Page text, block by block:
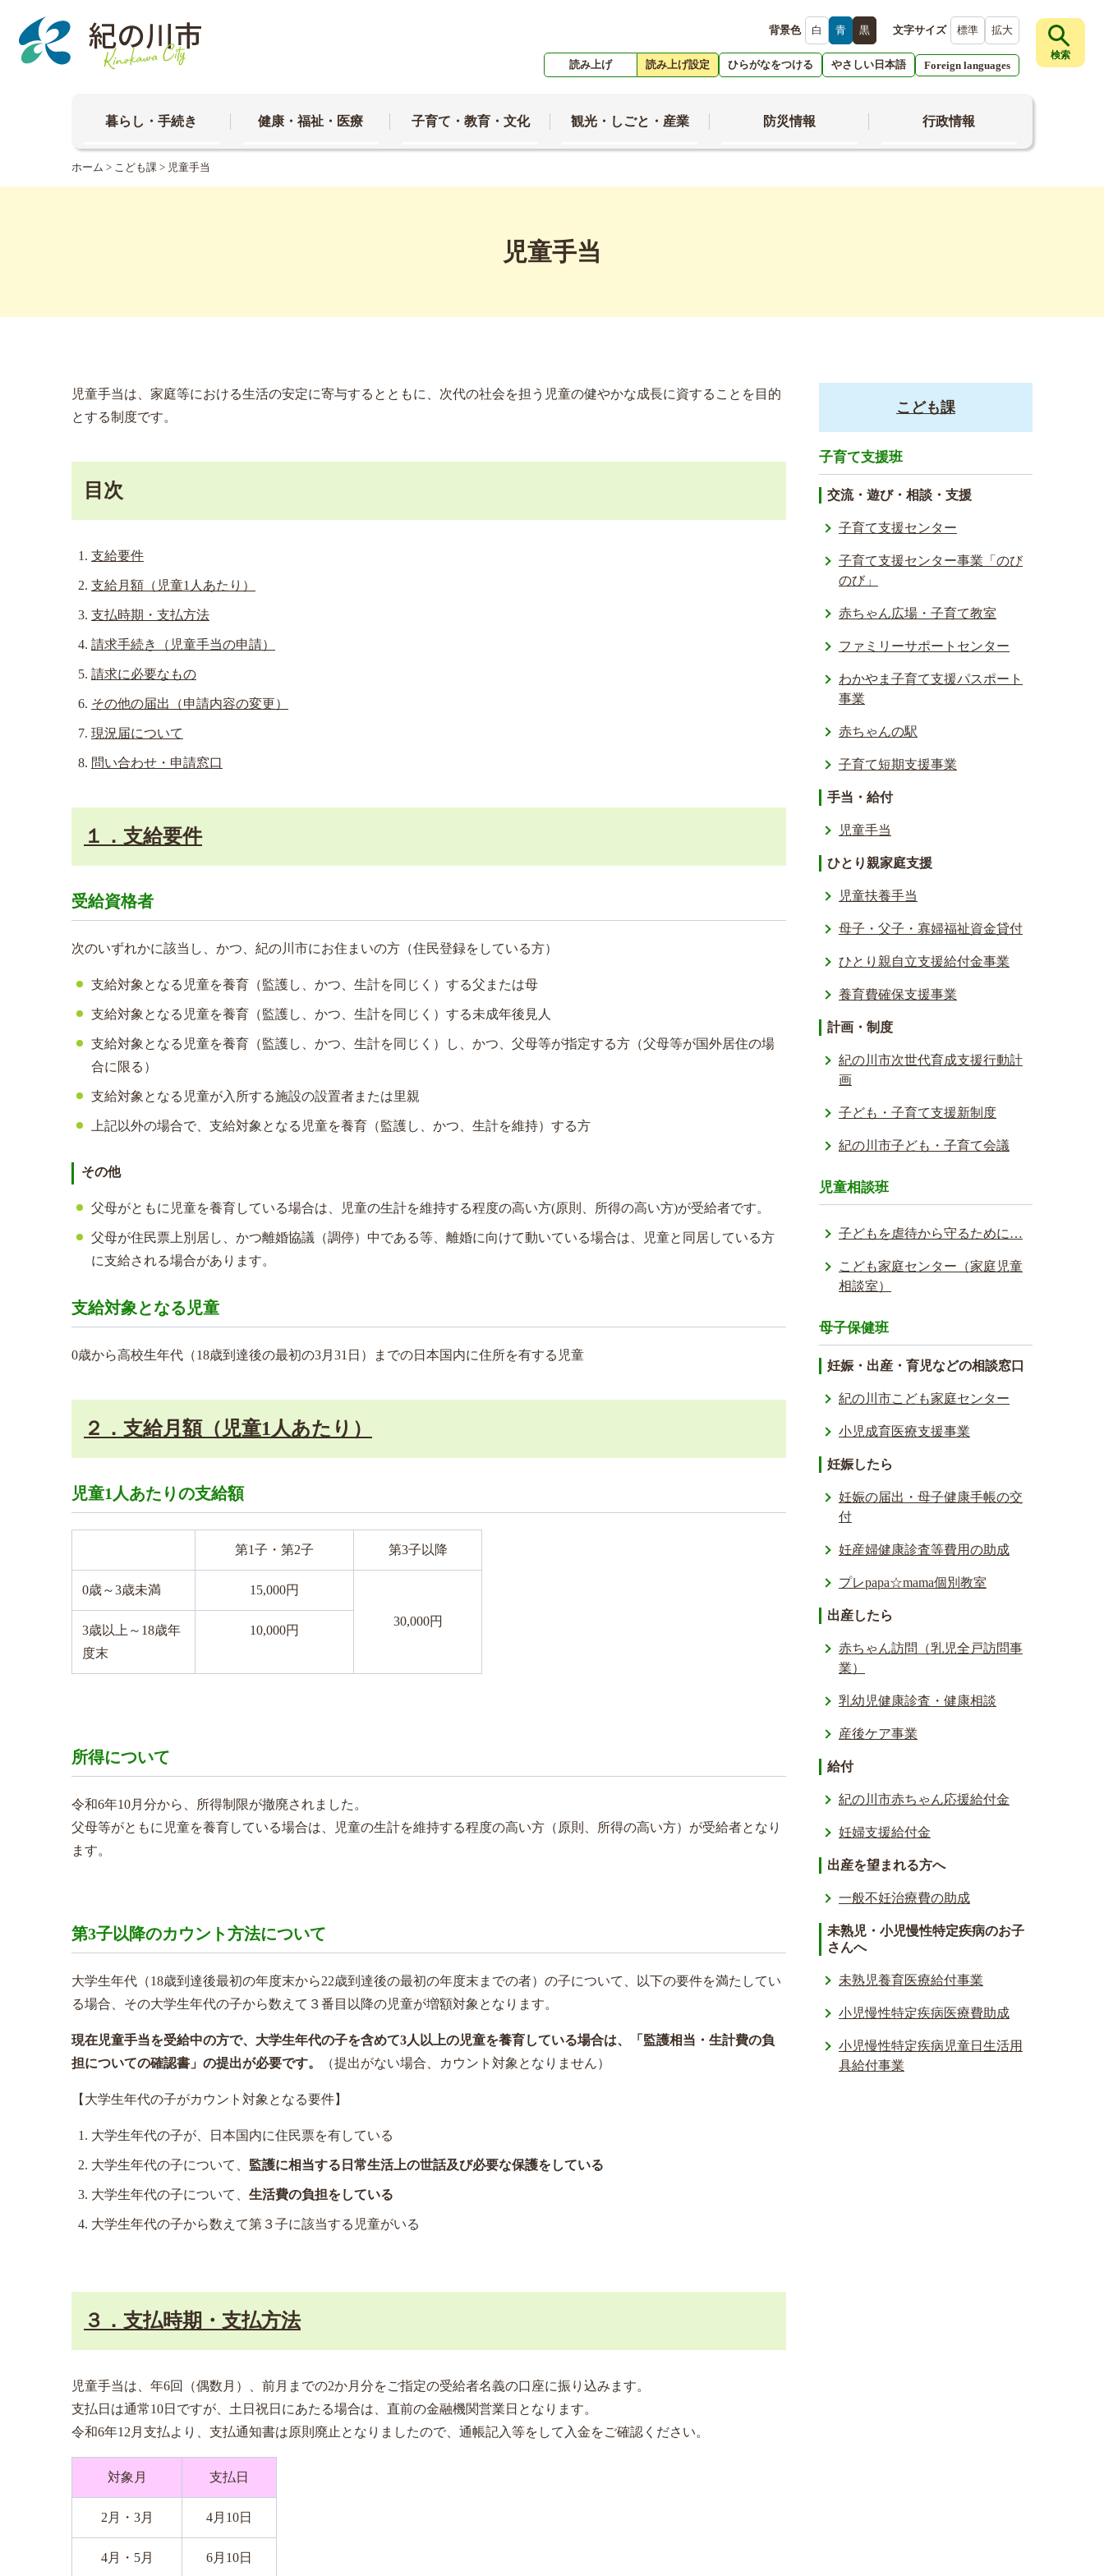
背景色 白 青 黒 文字サイズ 標準 拡大
読み上げ 読み上げ設定 ひらがなをつける やさしい日本語 Foreign languages
検索
暮らし・手続き 健康・福祉・医療 子育て・教育・文化 観光・しごと・産業 防災情報 行政情報
ホーム > こども課 > 児童手当
児童手当
児童手当は、家庭等における生活の安定に寄与するとともに、次代の社会を担う児童の健やかな成長に資することを目的
とする制度です。
目次
支給要件
支給月額（児童1人あたり）
支払時期・支払方法
請求手続き（児童手当の申請）
請求に必要なもの
その他の届出（申請内容の変更）
現況届について
問い合わせ・申請窓口
１．支給要件
受給資格者
次のいずれかに該当し、かつ、紀の川市にお住まいの方（住民登録をしている方）
支給対象となる児童を養育（監護し、かつ、生計を同じく）する父または母
支給対象となる児童を養育（監護し、かつ、生計を同じく）する未成年後見人
支給対象となる児童を養育（監護し、かつ、生計を同じく）し、かつ、父母等が指定する方（父母等が国外居住の場
合に限る）
支給対象となる児童が入所する施設の設置者または里親
上記以外の場合で、支給対象となる児童を養育（監護し、かつ、生計を維持）する方
その他
父母がともに児童を養育している場合は、児童の生計を維持する程度の高い方(原則、所得の高い方)が受給者です。
父母が住民票上別居し、かつ離婚協議（調停）中である等、離婚に向けて動いている場合は、児童と同居している方
に支給される場合があります。
支給対象となる児童
0歳から高校生年代（18歳到達後の最初の3月31日）までの日本国内に住所を有する児童
２．支給月額（児童1人あたり）
児童1人あたりの支給額
第1子・第2子 第3子以降
0歳～3歳未満 15,000円
30,000円
3歳以上～18歳年
度末
10,000円
所得について
令和6年10月分から、所得制限が撤廃されました。
父母等がともに児童を養育している場合は、児童の生計を維持する程度の高い方（原則、所得の高い方）が受給者となり
ます。
第3子以降のカウント方法について
大学生年代（18歳到達後最初の年度末から22歳到達後の最初の年度末までの者）の子について、以下の要件を満たしてい
る場合、その大学生年代の子から数えて３番目以降の児童が増額対象となります。
現在児童手当を受給中の方で、大学生年代の子を含めて3人以上の児童を養育している場合は、「監護相当・生計費の負
担についての確認書」の提出が必要です。
（提出がない場合、カウント対象となりません）
【大学生年代の子がカウント対象となる要件】
大学生年代の子が、日本国内に住民票を有している
大学生年代の子について、 監護に相当する日常生活上の世話及び必要な保護をしている
大学生年代の子について、 生活費の負担をしている
大学生年代の子から数えて第３子に該当する児童がいる
３．支払時期・支払方法
児童手当は、年6回（偶数月）、前月までの2か月分をご指定の受給者名義の口座に振り込みます。
支払日は通常10日ですが、土日祝日にあたる場合は、直前の金融機関営業日となります。
令和6年12月支払より、支払通知書は原則廃止となりましたので、通帳記入等をして入金をご確認ください。
対象月 支払日
2月・3月 4月10日
4月・5月 6月10日
こども課
子育て支援班
交流・遊び・相談・支援
子育て支援センター
子育て支援­センター事­業「のび
の­び」
赤ちゃん広場・子育て教室
ファミリーサポートセンター
わかやま子育て支援パスポート
事業
赤ちゃんの駅
子育て短期支援事業
手当・給付
児童手当
ひとり親家庭支援
児童扶養手当
母子・父子・寡婦福祉資金貸付
ひとり親自立支援給付金事業
養育費確保支援事業
計画・制度
紀の川市次世代育成支援行動計
画
子ども・子育て支援新制度
紀の川市子ども・子育て会議
児童相談班
子どもを虐待から守るために…
こども家庭センター（家庭児童
相談室）
母子保健班
妊娠・出産・育児などの相談窓口
紀の川市こども家庭センター
小児成育医療支援事業
妊娠したら
妊娠の届出・母子健康手帳の交
付
妊産婦健康診査等費用の助成
プレpapa☆mama個別教室
出産したら
赤ちゃん訪問（乳児全戸訪問事
業）
乳幼児健康診査・健康相談
産後ケア事業
給付
紀の川市赤ちゃん応援給付金
妊婦支援給付金
出産を望まれる方へ
一般不妊治療費の助成
未熟児・小児慢性特定疾病のお子
さんへ
未熟児養育医療給付事業
小児慢性特定疾病医療費助成
小児慢性特定疾病児童日生活用
具給付事業